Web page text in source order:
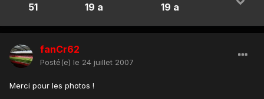
51 19 a 19 a
fanCr62
Posté(e) le 24 juillet 2007
Merci pour les photos !